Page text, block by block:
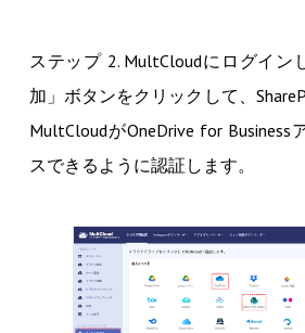
ステップ 2. MultCloudにログイン
加」ボタンをクリックして、
MultCloudがOneDrive for
スできるように認証します。